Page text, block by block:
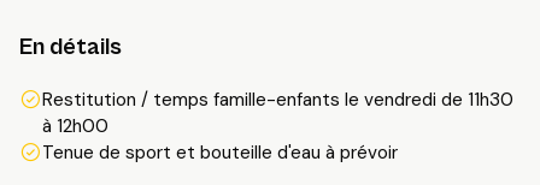
En détails
Restitution / temps famille-enfants le vendredi de 11h30
à 12h00
Tenue de sport et bouteille d'eau à prévoir